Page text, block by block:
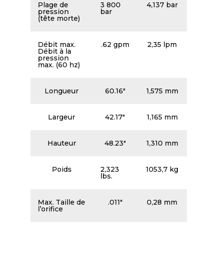
Plage de
pression
(tête morte)
3 800
bar
4,137 bar
Débit max.
Débit à la
pression
max. (60 hz)
.62 gpm 2,35 lpm
Longueur 60.16″ 1,575 mm
Largeur 42.17″ 1,165 mm
Hauteur 48.23″ 1,310 mm
Poids 2,323
lbs.
1053,7 kg
Max. Taille de
l’orifice
.011″ 0,28 mm